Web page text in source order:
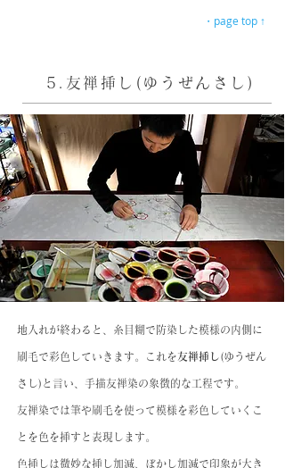
・page top ↑
5.友禅挿し(ゆうぜんさし)
地入れが終わると、糸目糊で防染した模様の内側に
刷毛で彩色していきます。これを友禅挿し(ゆうぜん
さし)と言い、手描友禅染の象徴的な工程です。
友禅染では筆や刷毛を使って模様を彩色していくこ
とを色を挿すと表現します。
色挿しは微妙な挿し加減、ぼかし加減で印象が大き